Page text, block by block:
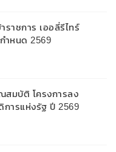
าชการ เออลี่รีไทร์
ำหนด 2569
มบัติ โครงการลง
การแห่งรัฐ ปี 2569